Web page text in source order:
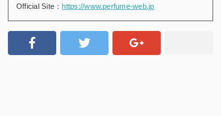
Official Site： https://www.perfume-web.jp